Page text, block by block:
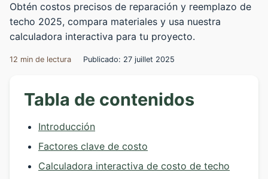
Obtén costos precisos de reparación y reemplazo de
techo 2025, compara materiales y usa nuestra
calculadora interactiva para tu proyecto.
12 min de lectura Publicado: 27 juillet 2025
Tabla de contenidos
Introducción
Factores clave de costo
Calculadora interactiva de costo de techo